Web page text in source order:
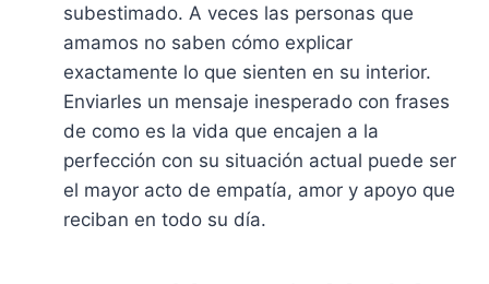
subestimado. A veces las personas que
amamos no saben cómo explicar
exactamente lo que sienten en su interior.
Enviarles un mensaje inesperado con frases
de como es la vida que encajen a la
perfección con su situación actual puede ser
el mayor acto de empatía, amor y apoyo que
reciban en todo su día.